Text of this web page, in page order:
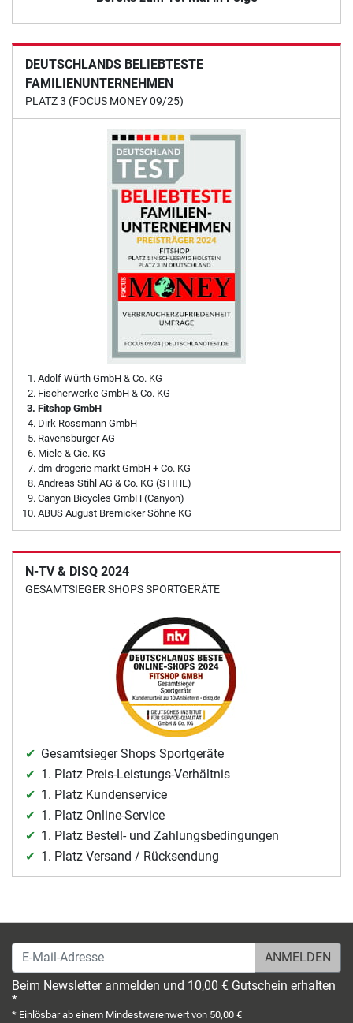
DEUTSCHLANDS BELIEBTESTE
FAMILIENUNTERNEHMEN
PLATZ 3 (FOCUS MONEY 09/25)
Adolf Würth GmbH & Co. KG
Fischerwerke GmbH & Co. KG
Fitshop GmbH
Dirk Rossmann GmbH
Ravensburger AG
Miele & Cie. KG
dm-drogerie markt GmbH + Co. KG
Andreas Stihl AG & Co. KG (STIHL)
Canyon Bicycles GmbH (Canyon)
ABUS August Bremicker Söhne KG
N-TV & DISQ 2024
GESAMTSIEGER SHOPS SPORTGERÄTE
Gesamtsieger Shops Sportgeräte
1. Platz Preis-Leistungs-Verhältnis
1. Platz Kundenservice
1. Platz Online-Service
1. Platz Bestell- und Zahlungsbedingungen
1. Platz Versand / Rücksendung
E-Mail-Adresse
Beim Newsletter anmelden und 10,00 € Gutschein erhalten
*
* Einlösbar ab einem Mindestwarenwert von 50,00 €